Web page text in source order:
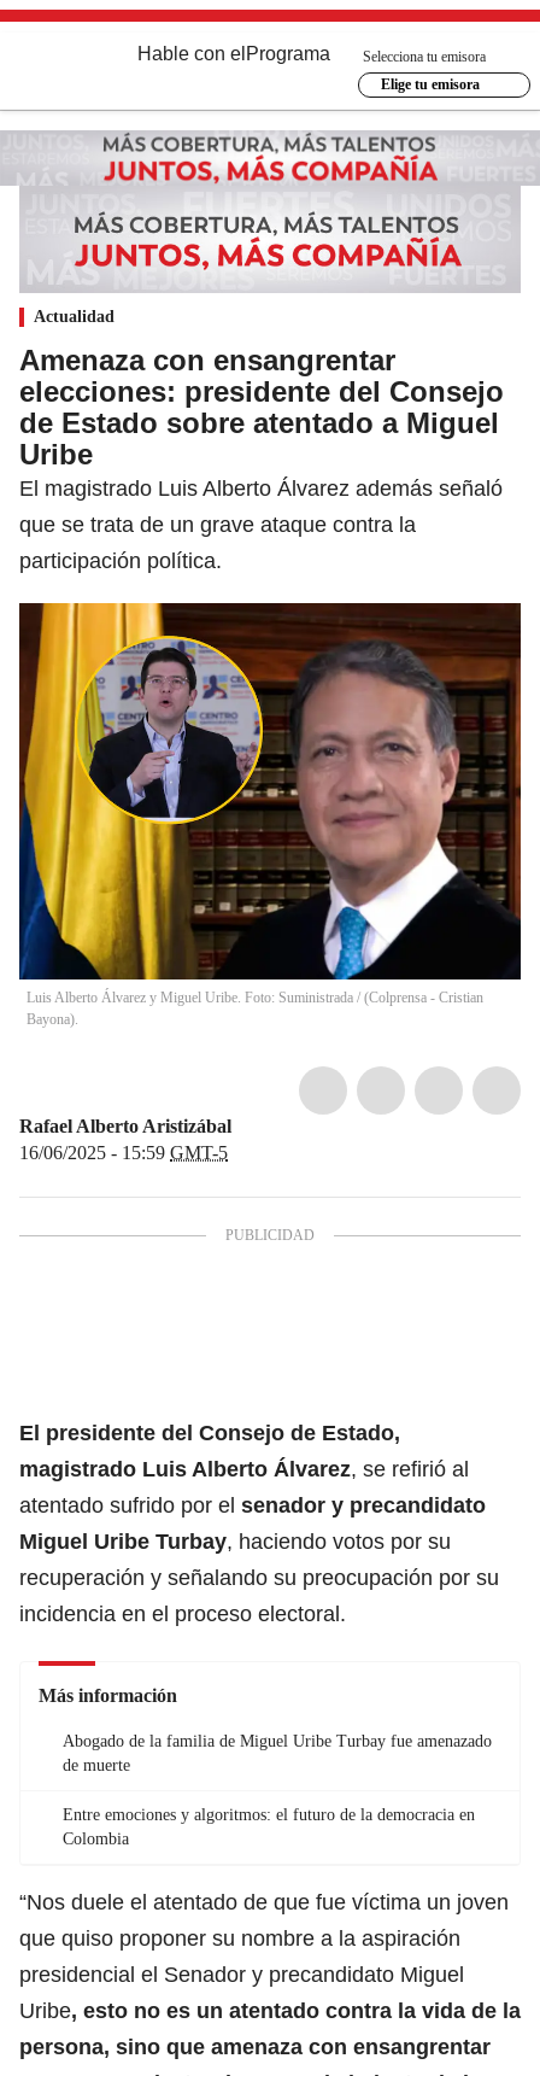
Hable con el Programa
Selecciona tu emisora
Elige tu emisora
Actualidad
Amenaza con ensangrentar
elecciones: presidente del Consejo
de Estado sobre atentado a Miguel
Uribe
El magistrado Luis Alberto Álvarez además señaló
que se trata de un grave ataque contra la
participación política.
Luis Alberto Álvarez y Miguel Uribe. Foto: Suministrada / (Colprensa - Cristian
Bayona).
Rafael Alberto Aristizábal
16/06/2025 - 15:59 GMT-5
El presidente del Consejo de Estado,
magistrado Luis Alberto Álvarez, se refirió al
atentado sufrido por el senador y precandidato
Miguel Uribe Turbay, haciendo votos por su
recuperación y señalando su preocupación por su
incidencia en el proceso electoral.
Más información
Abogado de la familia de Miguel Uribe Turbay fue amenazado
de muerte
Entre emociones y algoritmos: el futuro de la democracia en
Colombia
“Nos duele el atentado de que fue víctima un joven
que quiso proponer su nombre a la aspiración
presidencial el Senador y precandidato Miguel
Uribe, esto no es un atentado contra la vida de la
persona, sino que amenaza con ensangrentar